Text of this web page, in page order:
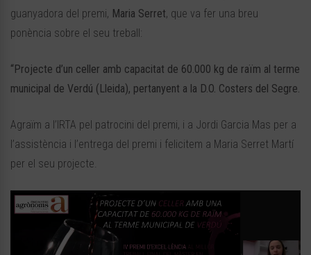
guanyadora del premi, Maria Serret, que va fer una breu
ponència sobre el seu treball:
“Projecte d’un celler amb capacitat de 60.000 kg de raïm al terme
municipal de Verdú (Lleida), pertanyent a la D.O. Costers del Segre.
Agraïm a l’ IRTA pel patrocini del premi, i a Jordi Garcia Mas per a
l’assistència i l’entrega del premi i felicitem a Maria Serret Martí
per el seu projecte.